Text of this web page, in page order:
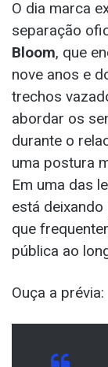
O dia marca
separação
Bloom, que
nove anos e
trechos
abordar os
durante o
uma postura
Em uma das
está
que
pública ao
Ouça a prévia: